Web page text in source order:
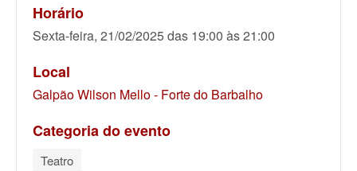
Horário
Sexta-feira, 21/02/2025 das 19:00 às 21:00
Local
Galpão Wilson Mello - Forte do Barbalho
Categoria do evento
Teatro